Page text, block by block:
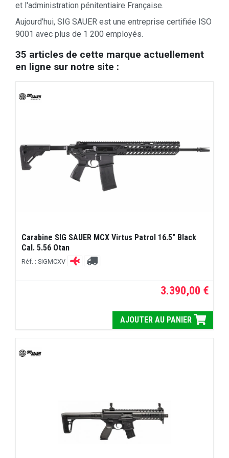
et l 'administration pénitentiaire Française.
Aujourd’hui, SIG SAUER est une entreprise certifiée ISO
9001 avec plus de 1 200 employés.
35 articles de cette marque actuellement
en ligne sur notre site :
Carabine SIG SAUER MCX Virtus Patrol 16.5" Black
Cal. 5.56 Otan
Réf. : SIGMCXV
3.390,00 €
AJOUTER AU PANIER